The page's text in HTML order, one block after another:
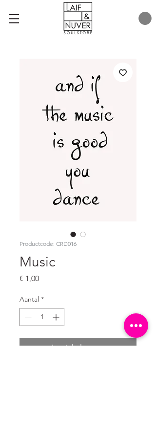
Productcode: CRD016
Music
€ 1,00Prijs
Aantal *
In winkelwagen